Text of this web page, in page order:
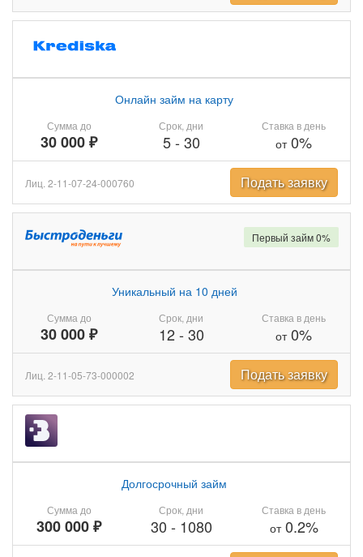
Сумма до
30 000 ₽
Онлайн займ на карту
Срок, дни
5- 30
Ставка в день
от0%
Лиц. 2-11-07-24-000760 Подать заявку
Сумма до
30 000 ₽
Уникальный на 10 дней
Срок, дни
12- 30
Ставка в день
от0%
Первый займ 0%
Лиц. 2-11-05-73-000002 Подать заявку
Сумма до
300 000 ₽
Долгосрочный займ
Срок, дни
30 - 1080
Ставка в день
от0.2%